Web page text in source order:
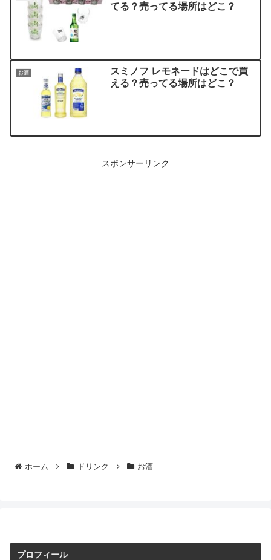
てる？売ってる場所はどこ？
お酒
スミノフ レモネードはどこで買
える？売ってる場所はどこ？
スポンサーリンク
ホーム ドリンク お酒
プロフィール